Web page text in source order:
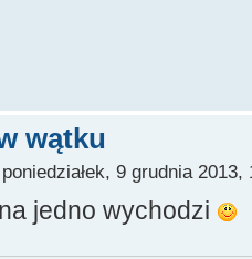
wątku
9 grudnia 2013,
jedno wychodzi